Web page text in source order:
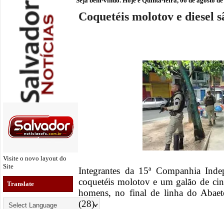
Visite o novo layout do
Site
Translate
Coquetéis molotov e diesel
Integrantes da 15ª Companhia
coquetéis molotov e um galão de
homens, no final de linha do
(28).